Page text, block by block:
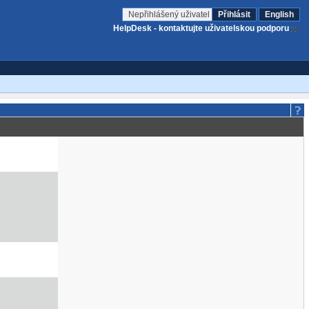
Nepřihlášený uživatel Přihlásit
English
HelpDesk - kontaktujte uživatelskou podporu